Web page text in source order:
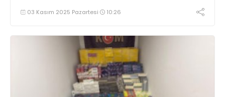
03 Kasım 2025 Pazartesi 10:26